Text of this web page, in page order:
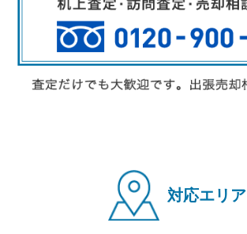
対応エリア